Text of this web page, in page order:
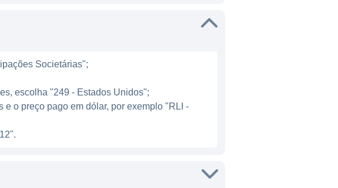
oferecidos pela empresa, destacam-
está sempre buscando novas
de saúde, seguros de vida e seguros
a seus clientes, incentivando a
em tecnologias digitais para
oferecendo conteúdos e serviços que
Societárias";
escolha "249 - Estados Unidos";
o preço pago em dólar, por exemplo "RLI -